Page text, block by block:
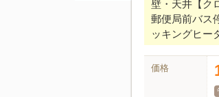
壁・天井【ク
郵便局前バス
ッキングヒー
価格